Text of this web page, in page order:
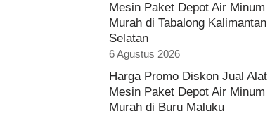
Mesin Paket Depot Air Minum
Murah di Tabalong Kalimantan
Selatan
6 Agustus 2026
Harga Promo Diskon Jual Alat
Mesin Paket Depot Air Minum
Murah di Buru Maluku